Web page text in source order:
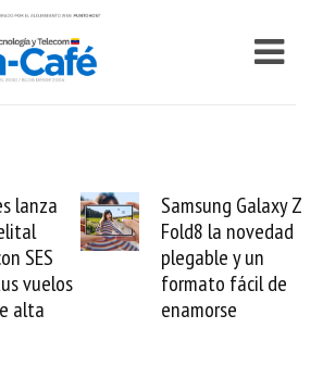
Z
de
Cashea levanta 100
millones de dólares y
valida el crédito del
venezolano ante el
mundo